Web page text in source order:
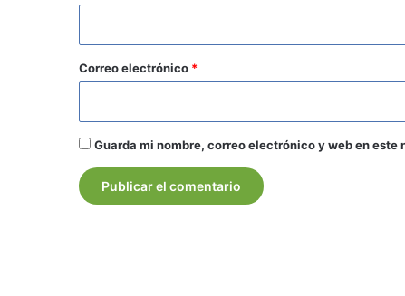
o
*
Correo electrónico *
Guarda mi nombre, correo electrónico y web en